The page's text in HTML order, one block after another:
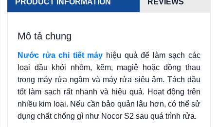
Mô tả chung
Nước rửa chi tiết máy hiệu quả để làm sạch các
loại dầu khỏi nhôm, kẽm, magiê hoặc đồng thau
trong máy rửa ngâm và máy rửa siêu âm. Tách dầu
tốt làm sạch rất nhanh và hiệu quả. Hoạt động trên
nhiều kim loại. Nếu cần bảo quản lâu hơn, có thể sử
dụng chất chống gì như Nocor S2 sau quá trình rửa.